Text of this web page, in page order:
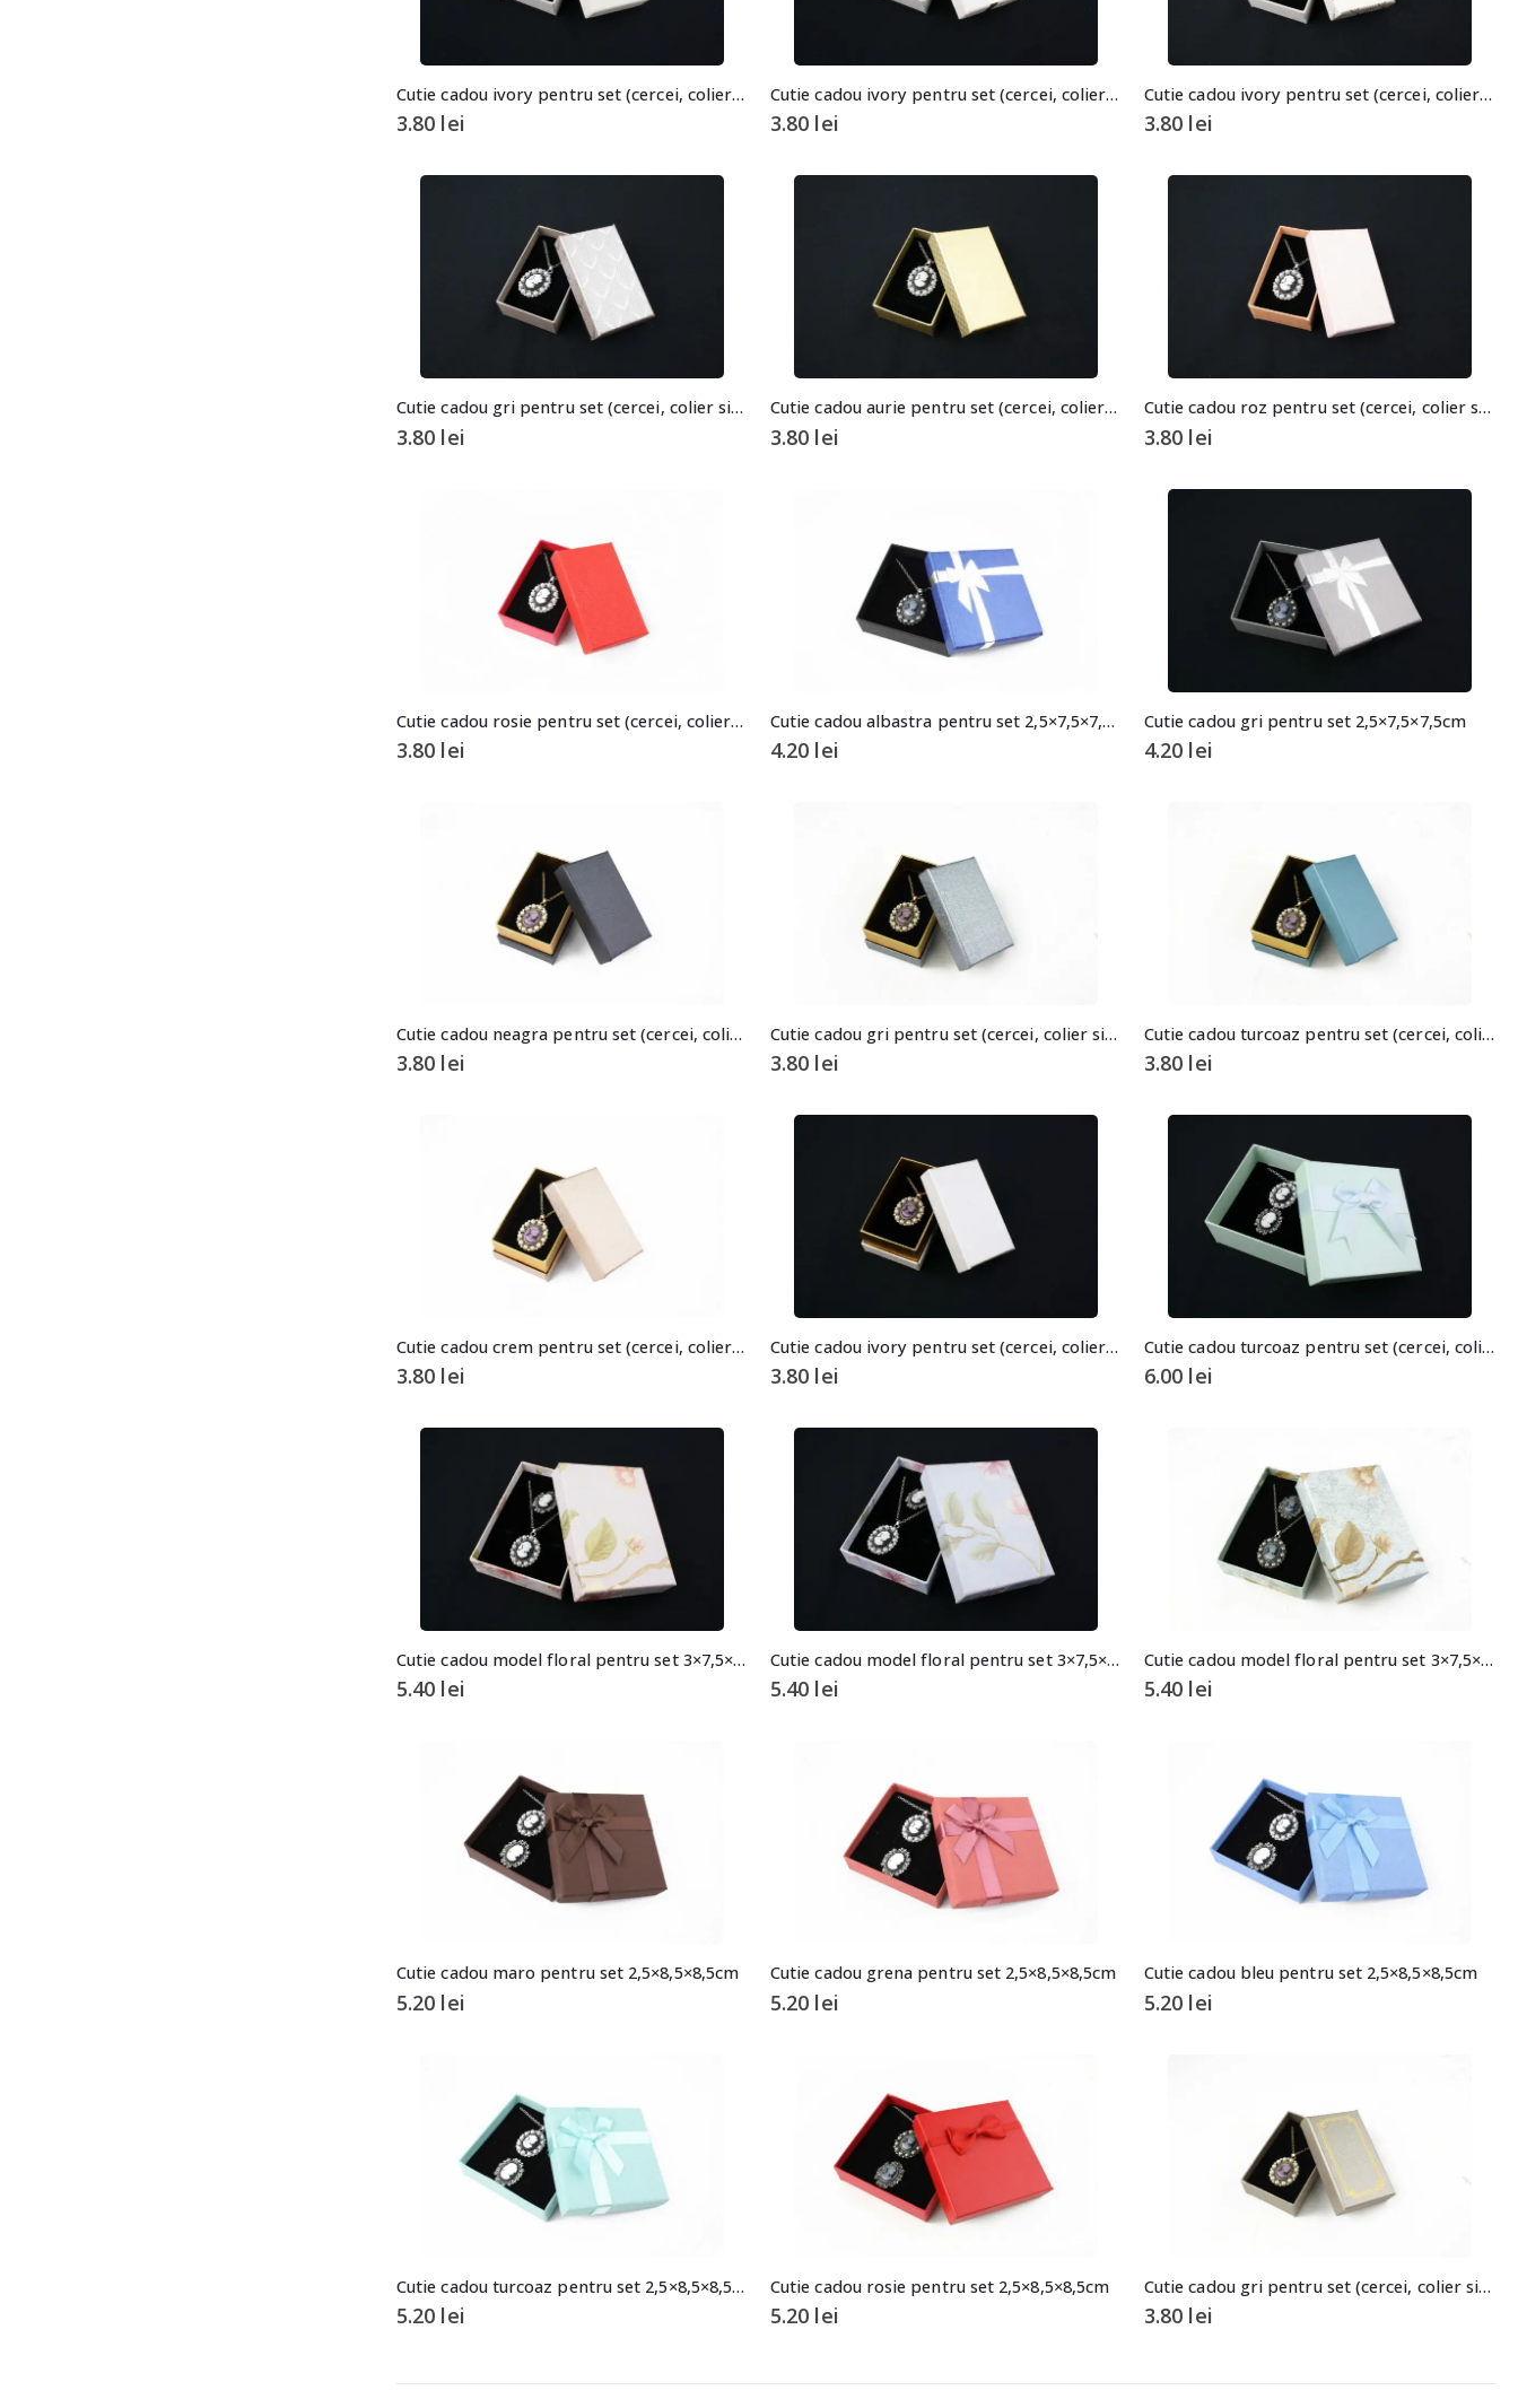
Cutie cadou ivory pentru set (cercei, colier si inel)
3.80 lei
Cutie cadou ivory pentru set (cercei, colier si inel)
3.80 lei
Cutie cadou ivory pentru set (cercei, colier si inel)
3.80 lei
Cutie cadou gri pentru set (cercei, colier si inel)
3.80 lei
Cutie cadou aurie pentru set (cercei, colier si inel)
3.80 lei
Cutie cadou roz pentru set (cercei, colier si inel)
3.80 lei
Cutie cadou rosie pentru set (cercei, colier si inel)
3.80 lei
Cutie cadou albastra pentru set 2,5×7,5×7,5cm
4.20 lei
Cutie cadou gri pentru set 2,5×7,5×7,5cm
4.20 lei
Cutie cadou neagra pentru set (cercei, colier si inel)
3.80 lei
Cutie cadou gri pentru set (cercei, colier si inel)
3.80 lei
Cutie cadou turcoaz pentru set (cercei, colier si inel)
3.80 lei
Cutie cadou crem pentru set (cercei, colier si inel)
3.80 lei
Cutie cadou ivory pentru set (cercei, colier si inel)
3.80 lei
Cutie cadou turcoaz pentru set (cercei, colier si inel)
6.00 lei
Cutie cadou model floral pentru set 3×7,5×10,5cm
5.40 lei
Cutie cadou model floral pentru set 3×7,5×10,5cm
5.40 lei
Cutie cadou model floral pentru set 3×7,5×10,5cm
5.40 lei
Cutie cadou maro pentru set 2,5×8,5×8,5cm
5.20 lei
Cutie cadou grena pentru set 2,5×8,5×8,5cm
5.20 lei
Cutie cadou bleu pentru set 2,5×8,5×8,5cm
5.20 lei
Cutie cadou turcoaz pentru set 2,5×8,5×8,5cm
5.20 lei
Cutie cadou rosie pentru set 2,5×8,5×8,5cm
5.20 lei
Cutie cadou gri pentru set (cercei, colier si inel)
3.80 lei